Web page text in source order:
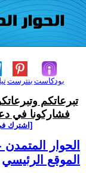
بنترست بودكاست
تبرعاتكم
فشاركونا في
[اشترك
الحوار المتمدن
الموقع الرئيسي